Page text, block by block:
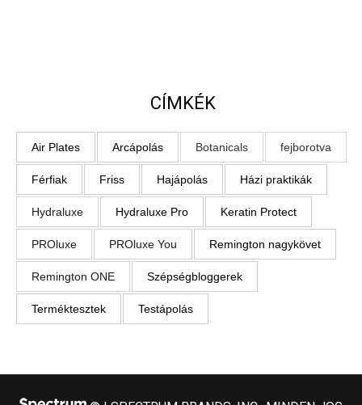
CÍMKÉK
Air Plates Arcápolás Botanicals fejborotva
Férfiak Friss Hajápolás Házi praktikák
Hydraluxe Hydraluxe Pro Keratin Protect
PROluxe PROluxe You Remington nagykövet
Remington ONE Szépségbloggerek
Terméktesztek Testápolás